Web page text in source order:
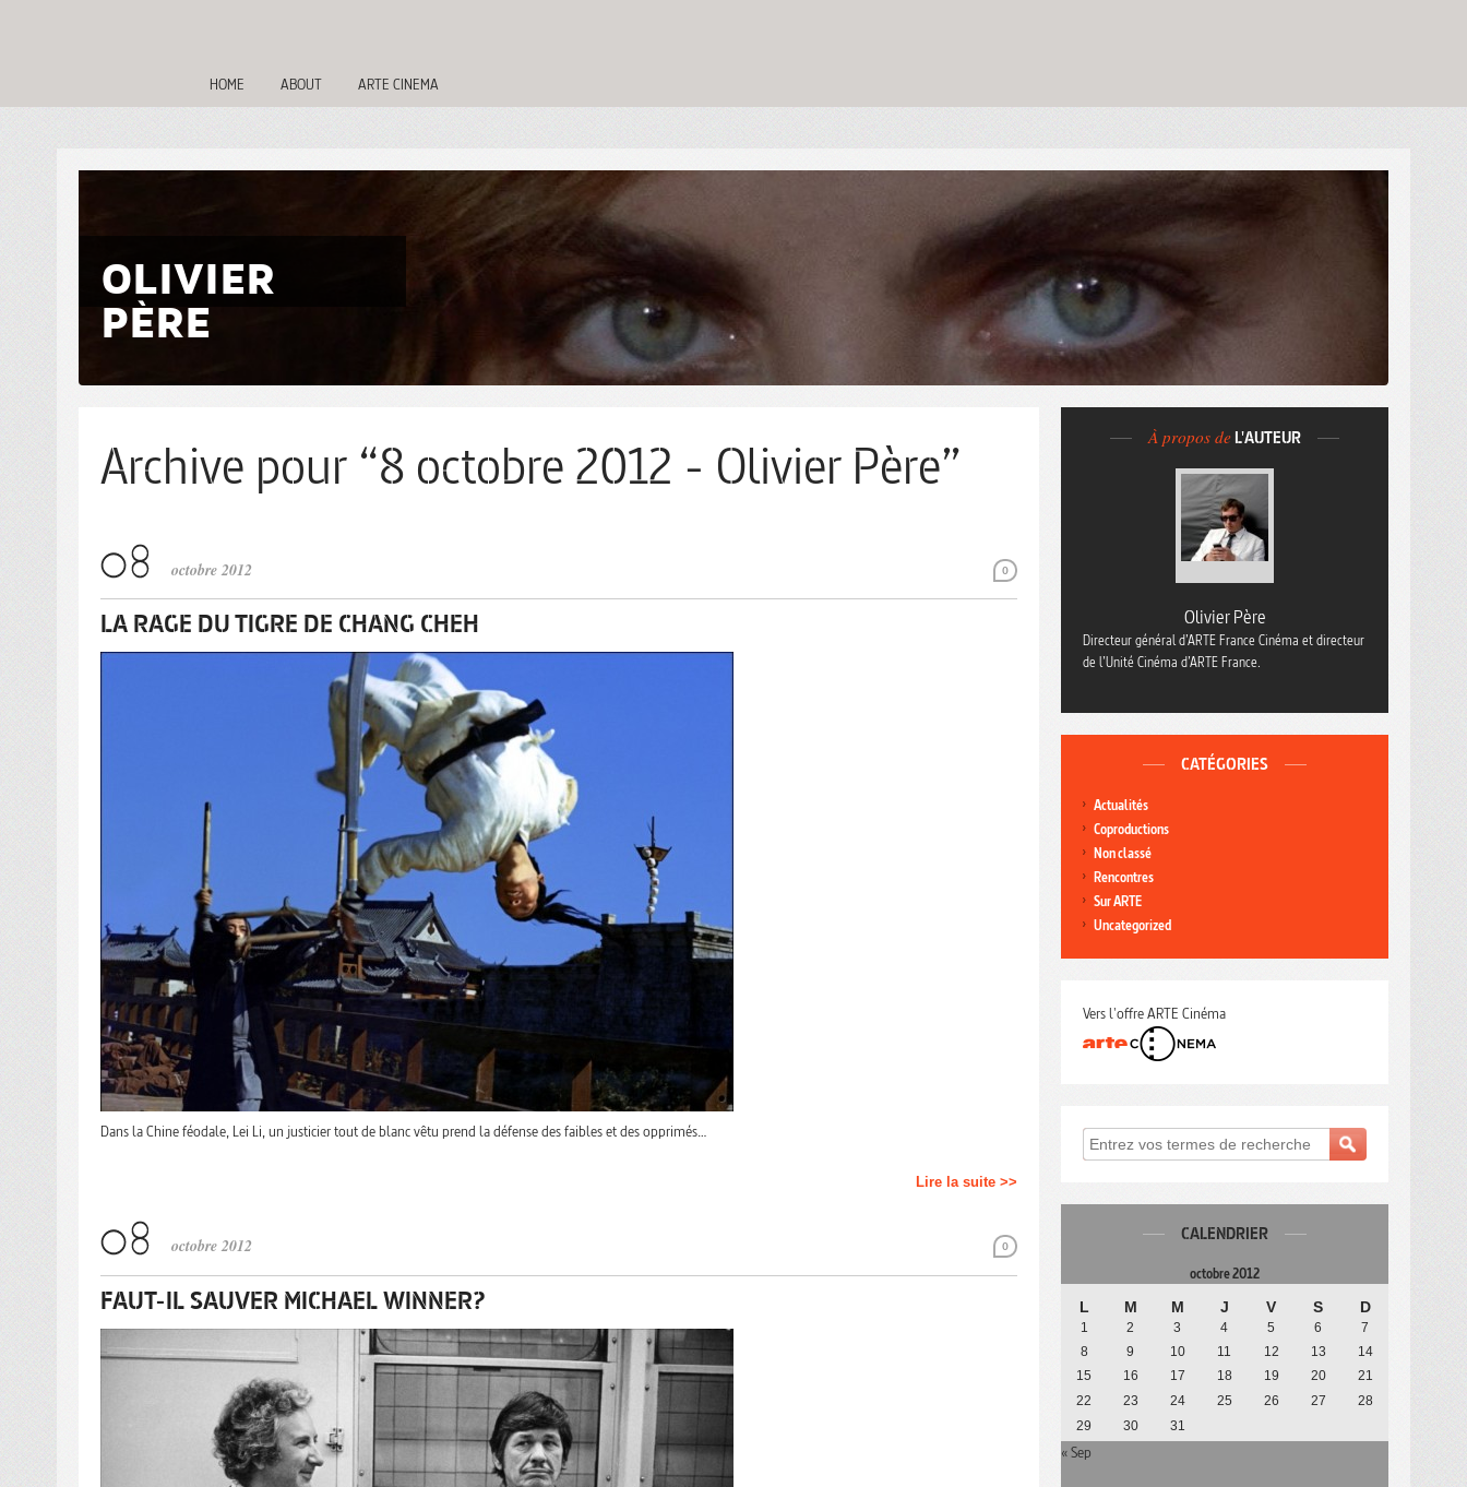
HOME ABOUT ARTE CINEMA
OLIVIER
PÈRE
Archive pour “8 octobre 2012 - Olivier Père”
0
octobre 2012
LA RAGE DU TIGRE DE CHANG CHEH
Dans la Chine féodale, Lei Li, un justicier tout de blanc vêtu prend la défense des faibles et des opprimés…
Lire la suite >>
0
octobre 2012
FAUT-IL SAUVER MICHAEL WINNER?
À propos de L'AUTEUR
Olivier Père
Directeur général d’ARTE France Cinéma et directeur
de l’Unité Cinéma d’ARTE France.
CATÉGORIES
Actualités
Coproductions
Non classé
Rencontres
Sur ARTE
Uncategorized
Vers l'offre ARTE Cinéma
CALENDRIER
octobre 2012
L M M J V S D
1 2 3 4 5 6
7
8
9 10 11 12 13
14
15
16 17 18 19 20
21
22
23 24 25 26 27
28
29
30 31
« Sep